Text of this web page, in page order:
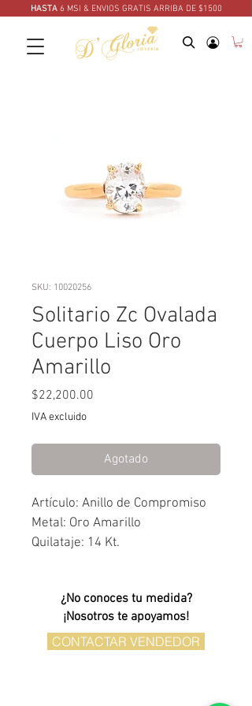
HASTA6 MSI & ENVIOS GRATIS ARRIBA DE $1500
SKU: 10020256
Solitario Zc Ovalada
Cuerpo Liso Oro
Amarillo
$22,200.00
IVA excluido
Agotado
Artículo: Anillo de Compromiso
Metal: Oro Amarillo
Quilataje: 14 Kt.
¿No conoces tu medida?
¡Nosotros te apoyamos!
CONTACTAR VENDEDOR